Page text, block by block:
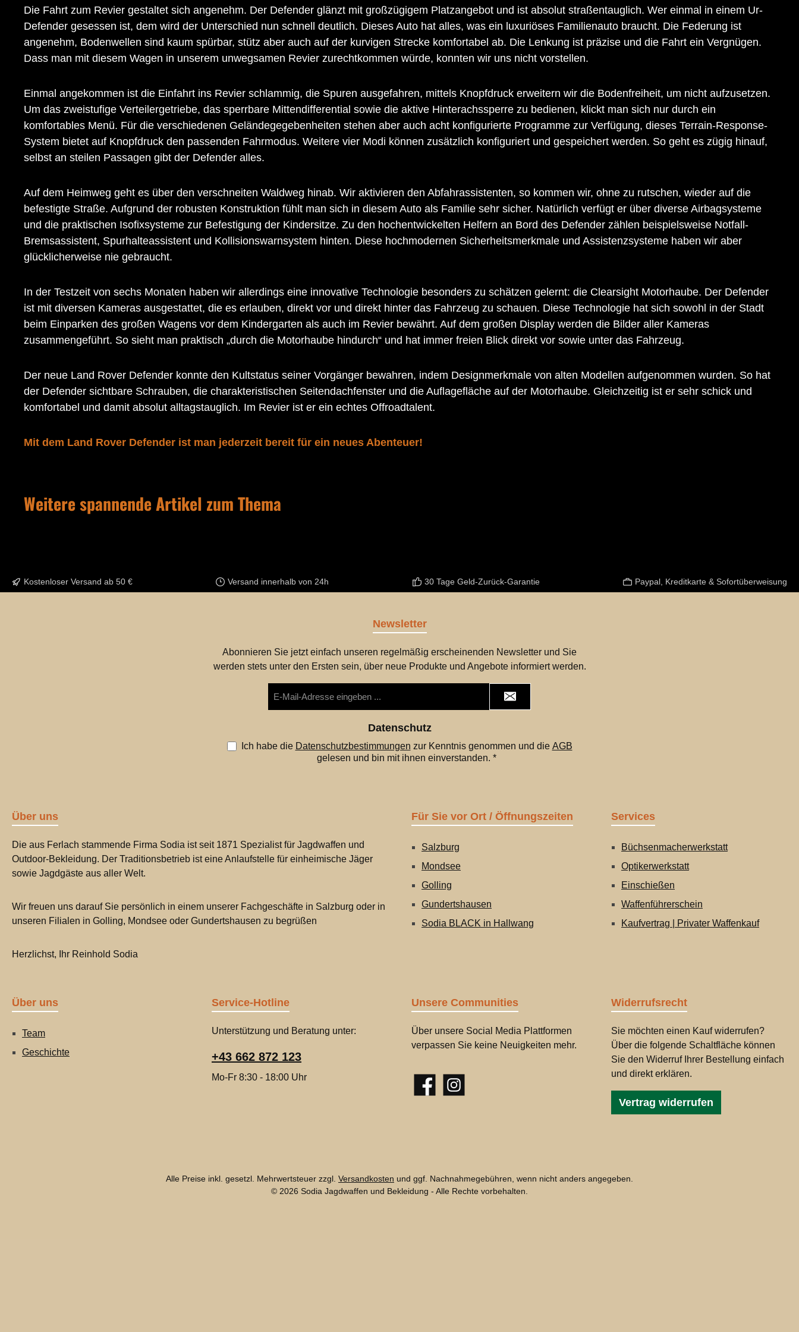
Die Fahrt zum Revier gestaltet sich angenehm. Der Defender glänzt mit großzügigem Platzangebot und ist absolut straßentauglich. Wer einmal in einem Ur-
Defender gesessen ist, dem wird der Unterschied nun schnell deutlich. Dieses Auto hat alles, was ein luxuriöses Familienauto braucht. Die Federung ist
angenehm, Bodenwellen sind kaum spürbar, stütz aber auch auf der kurvigen Strecke komfortabel ab. Die Lenkung ist präzise und die Fahrt ein Vergnügen.
Dass man mit diesem Wagen in unserem unwegsamen Revier zurechtkommen würde, konnten wir uns nicht vorstellen.
Einmal angekommen ist die Einfahrt ins Revier schlammig, die Spuren ausgefahren, mittels Knopfdruck erweitern wir die Bodenfreiheit, um nicht aufzusetzen.
Um das zweistufige Verteilergetriebe, das sperrbare Mittendifferential sowie die aktive Hinterachssperre zu bedienen, klickt man sich nur durch ein
komfortables Menü. Für die verschiedenen Geländegegebenheiten stehen aber auch acht konfigurierte Programme zur Verfügung, dieses Terrain-Response-
System bietet auf Knopfdruck den passenden Fahrmodus. Weitere vier Modi können zusätzlich konfiguriert und gespeichert werden. So geht es zügig hinauf,
selbst an steilen Passagen gibt der Defender alles.
Auf dem Heimweg geht es über den verschneiten Waldweg hinab. Wir aktivieren den Abfahrassistenten, so kommen wir, ohne zu rutschen, wieder auf die
befestigte Straße. Aufgrund der robusten Konstruktion fühlt man sich in diesem Auto als Familie sehr sicher. Natürlich verfügt er über diverse Airbagsysteme
und die praktischen Isofixsysteme zur Befestigung der Kindersitze. Zu den hochentwickelten Helfern an Bord des Defender zählen beispielsweise Notfall-
Bremsassistent, Spurhalteassistent und Kollisionswarnsystem hinten. Diese hochmodernen Sicherheitsmerkmale und Assistenzsysteme haben wir aber
glücklicherweise nie gebraucht.
In der Testzeit von sechs Monaten haben wir allerdings eine innovative Technologie besonders zu schätzen gelernt: die Clearsight Motorhaube. Der Defender
ist mit diversen Kameras ausgestattet, die es erlauben, direkt vor und direkt hinter das Fahrzeug zu schauen. Diese Technologie hat sich sowohl in der Stadt
beim Einparken des großen Wagens vor dem Kindergarten als auch im Revier bewährt. Auf dem großen Display werden die Bilder aller Kameras
zusammengeführt. So sieht man praktisch „durch die Motorhaube hindurch“ und hat immer freien Blick direkt vor sowie unter das Fahrzeug.
Der neue Land Rover Defender konnte den Kultstatus seiner Vorgänger bewahren, indem Designmerkmale von alten Modellen aufgenommen wurden. So hat
der Defender sichtbare Schrauben, die charakteristischen Seitendachfenster und die Auflagefläche auf der Motorhaube. Gleichzeitig ist er sehr schick und
komfortabel und damit absolut alltagstauglich. Im Revier ist er ein echtes Offroadtalent.
Mit dem Land Rover Defender ist man jederzeit bereit für ein neues Abenteuer!
Weitere spannende Artikel zum Thema
Kostenloser Versand ab 50 € Versand innerhalb von 24h 30 Tage Geld-Zurück-Garantie Paypal, Kreditkarte & Sofortüberweisung
Newsletter
Abonnieren Sie jetzt einfach unseren regelmäßig erscheinenden Newsletter und Sie
werden stets unter den Ersten sein, über neue Produkte und Angebote informiert werden.
Mail-
Datenschutz
Ich habe die Datenschutzbestimmungen zur Kenntnis genommen und die AGB
gelesen und bin mit ihnen einverstanden. *
Über uns
Die aus Ferlach stammende Firma Sodia ist seit 1871 Spezialist für Jagdwaffen und
Outdoor-Bekleidung. Der Traditionsbetrieb ist eine Anlaufstelle für einheimische Jäger
sowie Jagdgäste aus aller Welt.
Wir freuen uns darauf Sie persönlich in einem unserer Fachgeschäfte in Salzburg oder in
unseren Filialen in Golling, Mondsee oder Gundertshausen zu begrüßen
Herzlichst, Ihr Reinhold Sodia
Für Sie vor Ort / Öffnungszeiten
Salzburg
Mondsee
Golling
Gundertshausen
Sodia BLACK in Hallwang
Services
Büchsenmacherwerkstatt
Optikerwerkstatt
Einschießen
Waffenführerschein
Kaufvertrag | Privater Waffenkauf
Über uns
Team
Geschichte
Service-Hotline
Unterstützung und Beratung unter:
+43 662 872 123
Mo-Fr 8:30 - 18:00 Uhr
Unsere Communities
Über unsere Social Media Plattformen
verpassen Sie keine Neuigkeiten mehr.
FacebookInstagram
Widerrufsrecht
Sie möchten einen Kauf widerrufen?
Über die folgende Schaltfläche können
Sie den Widerruf Ihrer Bestellung einfach
und direkt erklären.
Vertrag widerrufen
Alle Preise inkl. gesetzl. Mehrwertsteuer zzgl. Versandkosten und ggf. Nachnahmegebühren, wenn nicht anders angegeben.
© 2026 Sodia Jagdwaffen und Bekleidung - Alle Rechte vorbehalten.